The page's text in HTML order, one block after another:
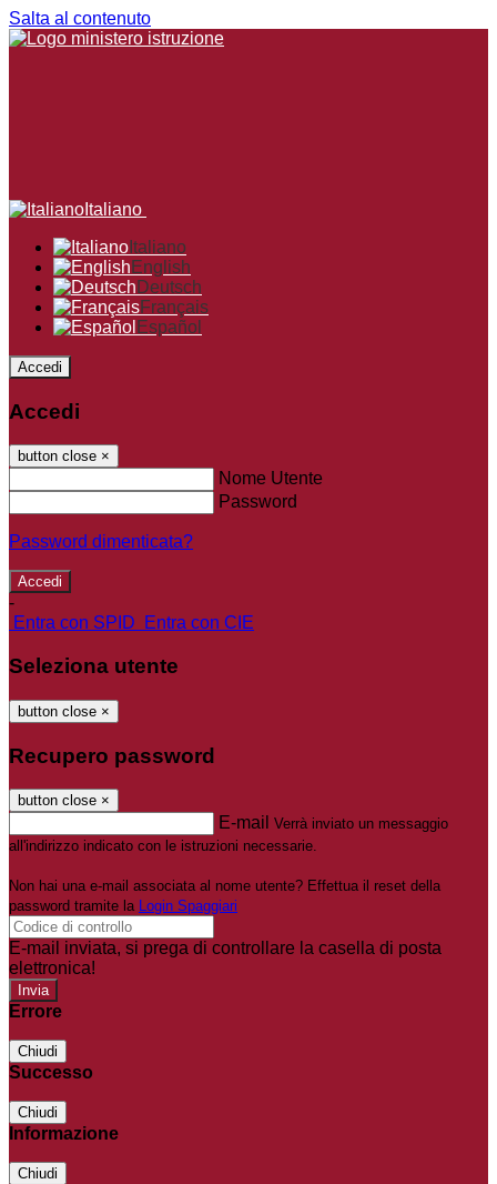
Salta al contenuto
Italiano
Italiano
English
Deutsch
Français
Español
Accedi
Accedi
button close ×
Nome Utente
Password
Password dimenticata?
-
Entra con SPID
Entra con CIE
Seleziona utente
button close ×
Recupero password
button close ×
E-mail Verrà inviato un messaggio
all'indirizzo indicato con le istruzioni necessarie.
Non hai una e-mail associata al nome utente? Effettua il reset della
password tramite la Login Spaggiari
E-mail inviata, si prega di controllare la casella di posta
elettronica!
Errore
Chiudi
Successo
Chiudi
Informazione
Chiudi